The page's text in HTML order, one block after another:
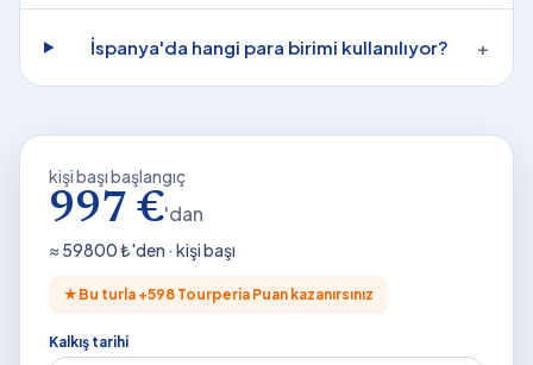
İspanya'da hangi para birimi kullanılıyor? +
kişi başı başlangıç
997 €'dan
≈ 59800₺'den · kişi başı
★ Bu turla +598 Tourperia Puan kazanırsınız
Kalkış tarihi